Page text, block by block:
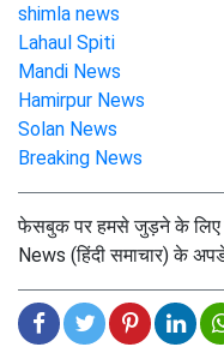
shimla news
Lahaul Spiti
Mandi News
Hamirpur News
Solan News
Breaking News
फेसबुक पर हमसे जुड़ने के लिए
News (हिंदी समाचार) के